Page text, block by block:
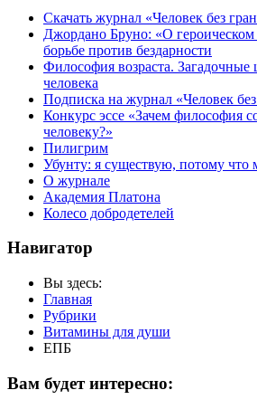
Скачать журнал «Человек без
Джордано Бруно: «О
борьбе против бездарности
Философия возраста.
человека
Подписка на журнал «Человек
Конкурс эссе «Зачем философия
человеку?»
Пилигрим
Убунту: я существую, потому что
О журнале
Академия Платона
Колесо добродетелей
Навигатор
Вы здесь:
Главная
Рубрики
Витамины для души
ЕПБ
Вам будет интересно: